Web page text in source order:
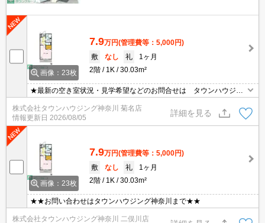
画像：23枚
7.9万円(管理費等：5,000円)
敷
なし 礼
1ヶ月
2階
1K 30.03m²
★最新の空き室状況・見学希望などのお問合せは タウンハウジン
グまでお気軽に♪★
株式会社タウンハウジング神奈川 菊名店
情報更新日 2026/08/05
詳細を見る
画像：23枚
7.9万円(管理費等：5,000円)
敷
なし 礼
1ヶ月
2階
1K 30.03m²
★★お問い合わせはタウンハウジング神奈川まで★★
株式会社タウンハウジング神奈川 二俣川店